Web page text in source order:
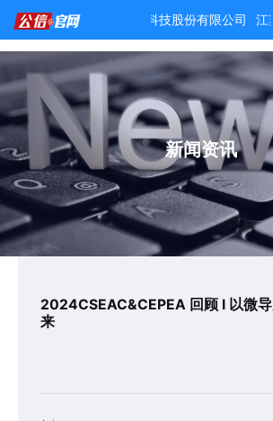
新闻资讯
2024CSEAC&CEPEA 回顾 I 以微
来